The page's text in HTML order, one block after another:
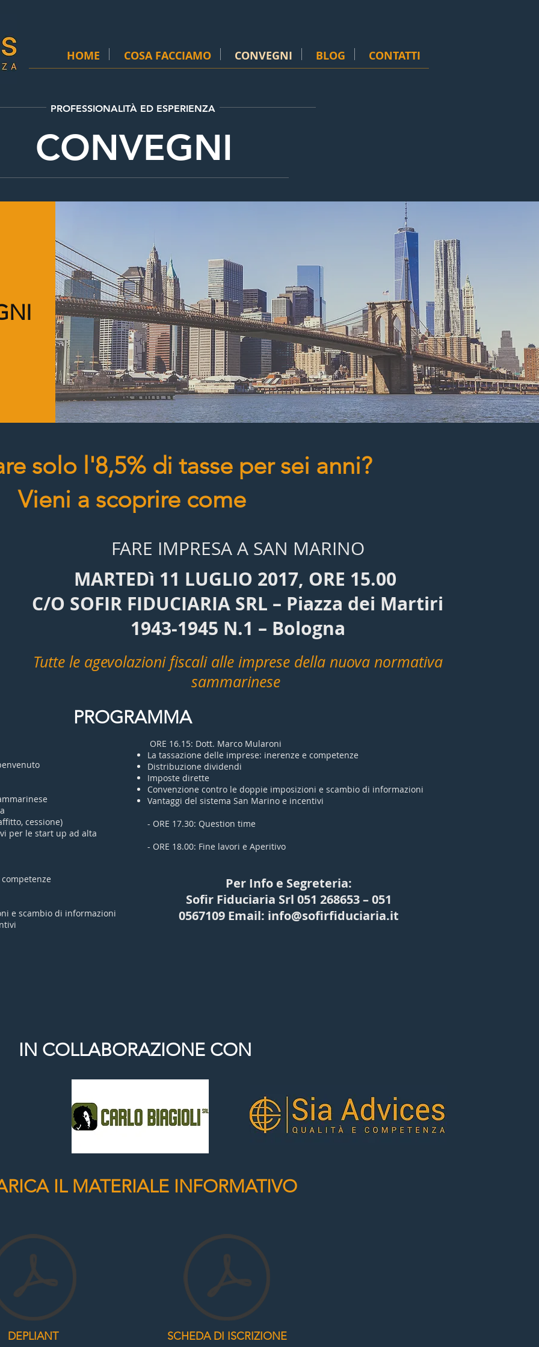
HOME COSA FACCIAMO CONVEGNI BLOG CONTATTI
PROFESSIONALITÀ ED ESPERIENZA
CONVEGNI
solo l'8,5% di tasse per sei anni?
Vieni a scoprire come
FARE IMPRESA A SAN MARINO
MARTEDì 11 LUGLIO 2017, ORE 15.00
C/O SOFIR FIDUCIARIA SRL – Piazza dei Martiri
1943-1945 N.1 – Bologna
Tutte le agevolazioni fiscali alle imprese della nuova normativa
sammarinese
PROGRAMMA
cessione)
per le start up ad alta
e scambio di informazioni
ORE 16.15: Dott. Marco Mularoni
La tassazione delle imprese: inerenze e competenze
Distribuzione dividendi
Imposte dirette
Convenzione contro le doppie imposizioni e scambio di informazioni
Vantaggi del sistema San Marino e incentivi
- ORE 17.30: Question time
- ORE 18.00: Fine lavori e Aperitivo
Per Info e Segreteria:
Sofir Fiduciaria Srl 051 268653 – 051
0567109 Email: info@sofirfiduciaria.it
IN COLLABORAZIONE CON
IL MATERIALE INFORMATIVO
DEPLIANT SCHEDA DI ISCRIZIONE